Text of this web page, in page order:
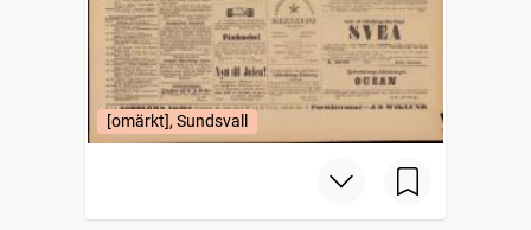
[omärkt], Sundsvall